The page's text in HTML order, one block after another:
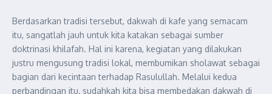
Berdasarkan tradisi tersebut, dakwah di kafe yang semacam
itu, sangatlah jauh untuk kita katakan sebagai sumber
doktrinasi khilafah. Hal ini karena, kegiatan yang dilakukan
justru mengusung tradisi lokal, membumikan sholawat sebagai
bagian dari kecintaan terhadap Rasulullah. Melalui kedua
perbandingan itu, sudahkah kita bisa membedakan dakwah di